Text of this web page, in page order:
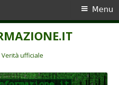
ufficiale
Menu